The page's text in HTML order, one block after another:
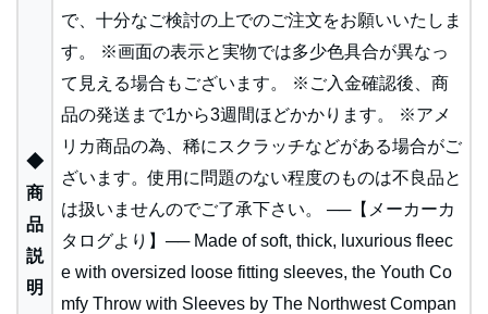
◆
商
品
説
明
で、十分なご検討の上でのご注文をお願いいたしま
す。 ※画面の表示と実物では多少色具合が異なっ
て見える場合もございます。 ※ご入金確認後、商
品の発送まで1から3週間ほどかかります。 ※アメ
リカ商品の為、稀にスクラッチなどがある場合がご
ざいます。使用に問題のない程度のものは不良品と
は扱いませんのでご了承下さい。 ──【メーカーカ
タログより】── Made of soft, thick, luxurious fleec
e with oversized loose fitting sleeves, the Youth Co
mfy Throw with Sleeves by The Northwest Compan